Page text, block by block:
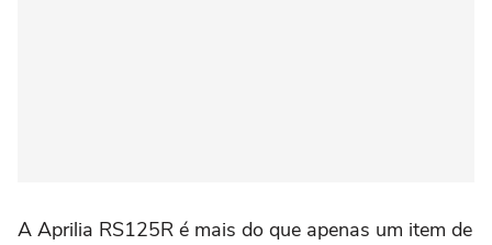
A Aprilia RS125R é mais do que apenas um item de